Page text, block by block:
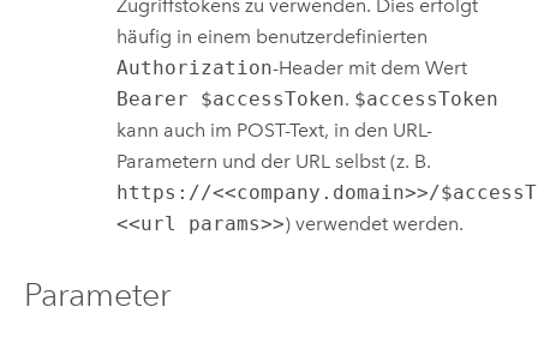
Zugriffstokens zu verwenden. Dies erfolgt
häufig in einem benutzerdefinierten
Authorization-Header mit dem Wert
Bearer $accessToken. $accessToken
kann auch im POST-Text, in den URL-
Parametern und der URL selbst (z. B.
https://<<company.domain>>/
<<url params>>) verwendet werden.
Parameter